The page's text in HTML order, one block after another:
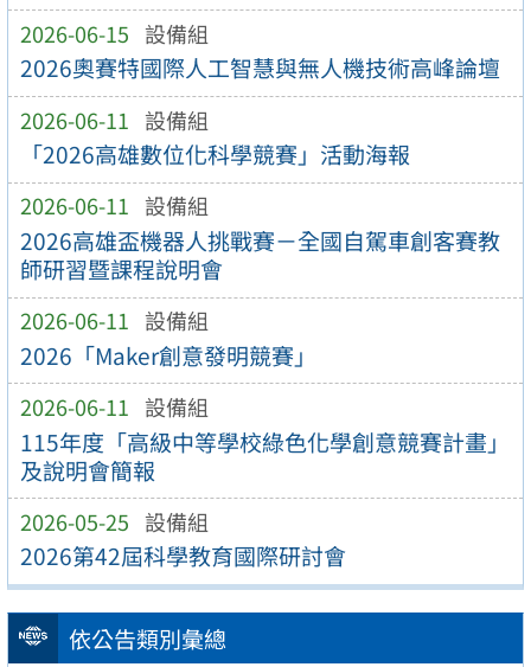
2026-06-15 設備組
2026奧賽特國際人工智慧與無人機技術高峰論壇
2026-06-11 設備組
「2026高雄數位化科學競賽」活動海報
2026-06-11 設備組
2026高雄盃機器人挑戰賽－全國自駕車創客賽教
師研習暨課程說明會
2026-06-11 設備組
2026「Maker創意發明競賽」
2026-06-11 設備組
115年度「高級中等學校綠色化學創意競賽計畫」
及說明會簡報
2026-05-25 設備組
2026第42屆科學教育國際研討會
依公告類別彙總